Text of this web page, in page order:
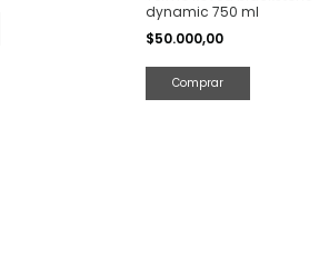
dynamic 750 ml
$50.000,00